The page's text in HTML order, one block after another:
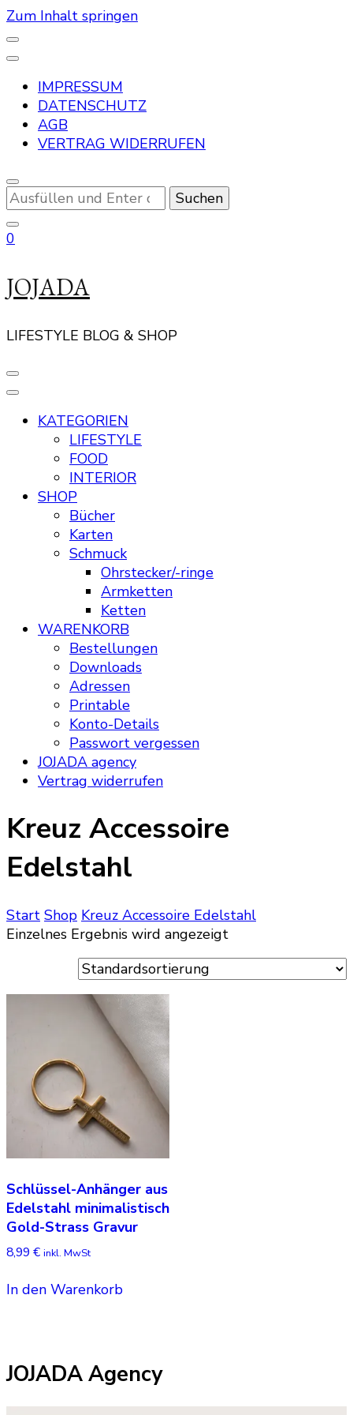
Zum Inhalt springen
IMPRESSUM
DATENSCHUTZ
AGB
VERTRAG WIDERRUFEN
Suchst
du
nach
0
JOJADA
LIFESTYLE BLOG & SHOP
KATEGORIEN
LIFESTYLE
FOOD
INTERIOR
SHOP
Bücher
Karten
Schmuck
Ohrstecker/-ringe
Armketten
Ketten
WARENKORB
Bestellungen
Downloads
Adressen
Printable
Konto-Details
Passwort vergessen
JOJADA agency
Vertrag widerrufen
Kreuz Accessoire
Edelstahl
Start Shop Kreuz Accessoire Edelstahl
Einzelnes Ergebnis wird angezeigt
Schlüssel-Anhänger aus
Edelstahl minimalistisch
Gold-Strass Gravur
8,99 € inkl. MwSt
In den Warenkorb
JOJADA Agency